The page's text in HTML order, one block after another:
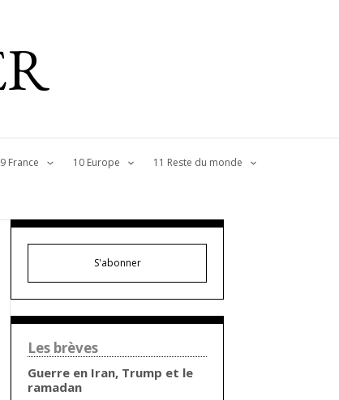
9 France 10 Europe 11 Reste du monde
S'abonner
Les brèves
Guerre en Iran, Trump et le
ramadan